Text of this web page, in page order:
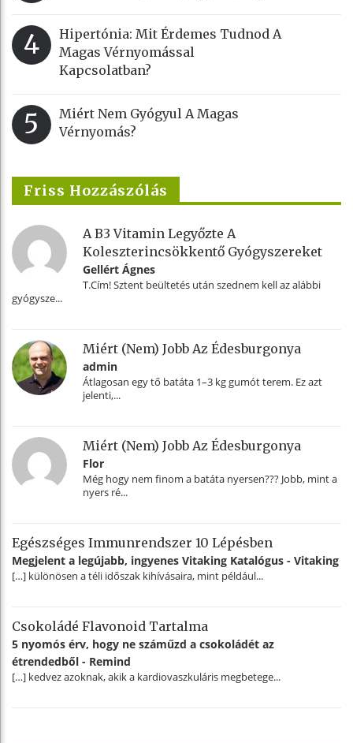
4
Hipertónia: Mit Érdemes Tudnod A
Magas Vérnyomással
Kapcsolatban?
5
Miért Nem Gyógyul A Magas
Vérnyomás?
Friss Hozzászólás
A B3 Vitamin Legyőzte A
Koleszterincsökkentő Gyógyszereket
Gellért Ágnes
T.Cím! Sztent beültetés után szednem kell az alábbi
gyógysze...
Miért (nem) Jobb Az Édesburgonya
admin
Átlagosan egy tő batáta 1–3 kg gumót terem. Ez azt
jelenti,...
Miért (nem) Jobb Az Édesburgonya
Flor
Még hogy nem finom a batáta nyersen??? Jobb, mint a
nyers ré...
Egészséges Immunrendszer 10 Lépésben
Megjelent a legújabb, ingyenes Vitaking Katalógus - Vitaking
[…] különösen a téli időszak kihívásaira, mint például...
Csokoládé Flavonoid Tartalma
5 nyomós érv, hogy ne száműzd a csokoládét az
étrendedből - Remind
[…] kedvez azoknak, akik a kardiovaszkuláris megbetege...